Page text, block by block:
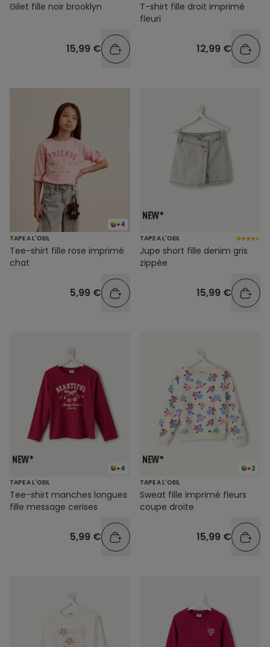
Gilet fille noir brooklyn
15,99 €
T-shirt fille droit imprimé
fleuri
12,99 €
+4
TAPE A L'OEIL
Tee-shirt fille rose imprimé
chat
5,99 €
TAPE A L'OEIL
Jupe short fille denim gris
zippée
15,99 €
+4
TAPE A L'OEIL
Tee-shirt manches longues
fille message cerises
5,99 €
+2
TAPE A L'OEIL
Sweat fille imprimé fleurs
coupe droite
15,99 €